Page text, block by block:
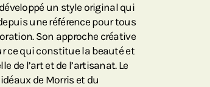
un style original qui
une référence pour tous
Son approche créative
ce qui constitue la beauté et
de l’art et de l’artisanat. Le
de Morris et du